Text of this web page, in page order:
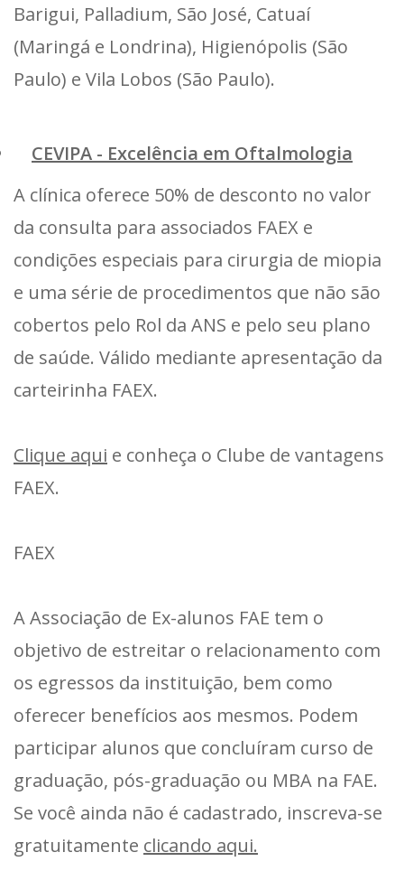
Barigui, Palladium, São José, Catuaí
(Maringá e Londrina), Higienópolis (São
Paulo) e Vila Lobos (São Paulo).
CEVIPA - Excelência em Oftalmologia
A clínica oferece 50% de desconto no valor
da consulta para associados FAEX e
condições especiais para cirurgia de miopia
e uma série de procedimentos que não são
cobertos pelo Rol da ANS e pelo seu plano
de saúde. Válido mediante apresentação da
carteirinha FAEX.
Clique aqui e conheça o Clube de vantagens
FAEX.
FAEX
A Associação de Ex-alunos FAE tem o
objetivo de estreitar o relacionamento com
os egressos da instituição, bem como
oferecer benefícios aos mesmos. Podem
participar alunos que concluíram curso de
graduação, pós-graduação ou MBA na FAE.
Se você ainda não é cadastrado, inscreva-se
gratuitamente clicando aqui.